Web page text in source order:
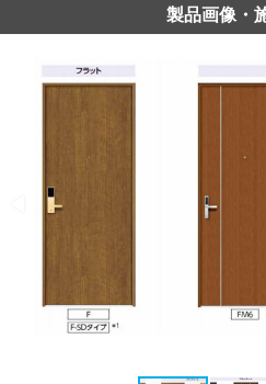
製品画像・